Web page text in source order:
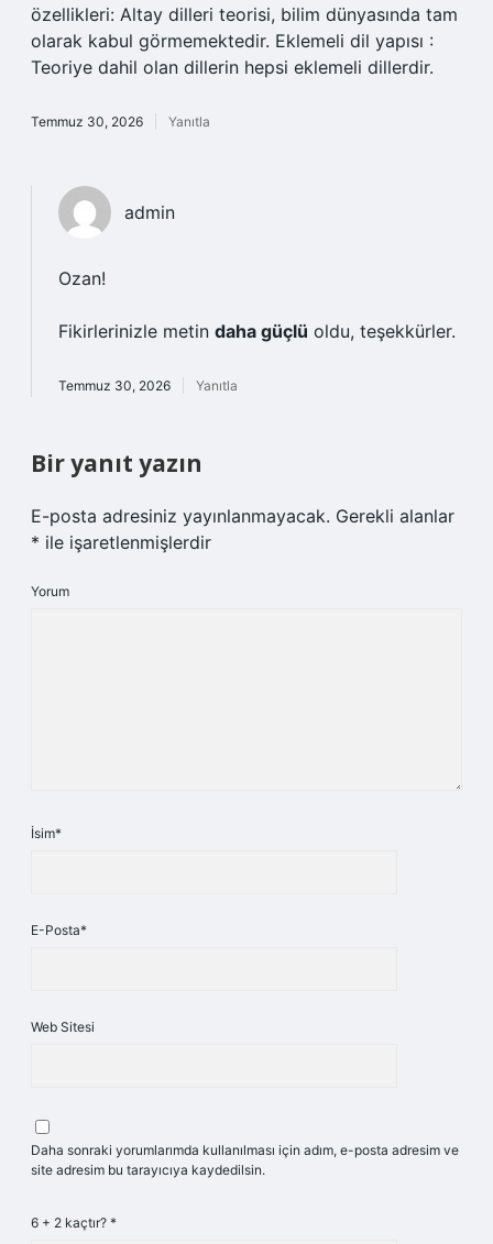
özellikleri: Altay dilleri teorisi, bilim dünyasında tam
olarak kabul görmemektedir. Eklemeli dil yapısı :
Teoriye dahil olan dillerin hepsi eklemeli dillerdir.
Temmuz 30, 2026 Yanıtla
admin
Ozan!
Fikirlerinizle metin daha güçlü oldu, teşekkürler.
Temmuz 30, 2026 Yanıtla
Bir yanıt yazın
E-posta adresiniz yayınlanmayacak. Gerekli alanlar
* ile işaretlenmişlerdir
Yorum
İsim*
E-Posta*
Web Sitesi
Daha sonraki yorumlarımda kullanılması için adım, e-posta adresim ve
site adresim bu tarayıcıya kaydedilsin.
6 + 2 kaçtır? *